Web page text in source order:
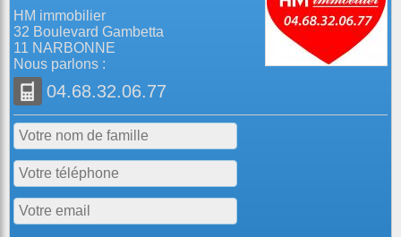
HM immobilier
32 Boulevard Gambetta
11 NARBONNE
Nous parlons :
04.68.32.06.77